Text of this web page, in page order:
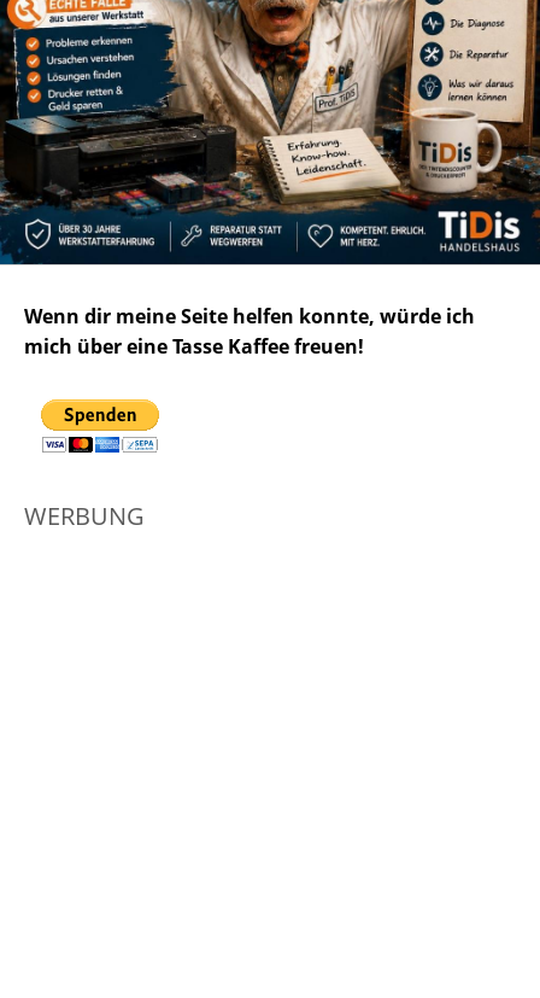
Wenn dir meine Seite helfen konnte, würde ich
mich über eine Tasse Kaffee freuen!
WERBUNG